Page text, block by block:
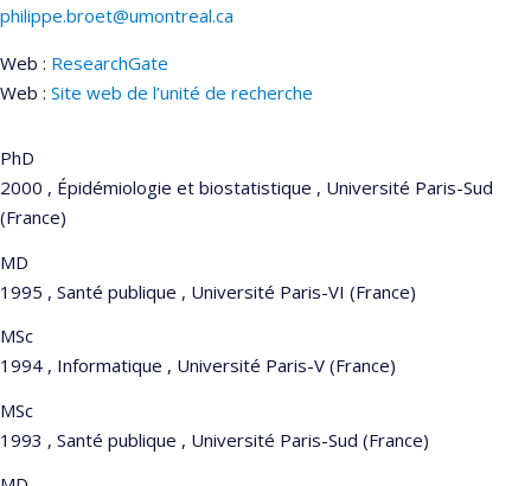
philippe.broet@umontreal.ca
Courriels
Web : ResearchGate
Web : Site web de l’unité de recherche
PhD
2000 , Épidémiologie et biostatistique , Université Paris-Sud
(France)
MD
1995 , Santé publique , Université Paris-VI (France)
MSc
1994 , Informatique , Université Paris-V (France)
MSc
1993 , Santé publique , Université Paris-Sud (France)